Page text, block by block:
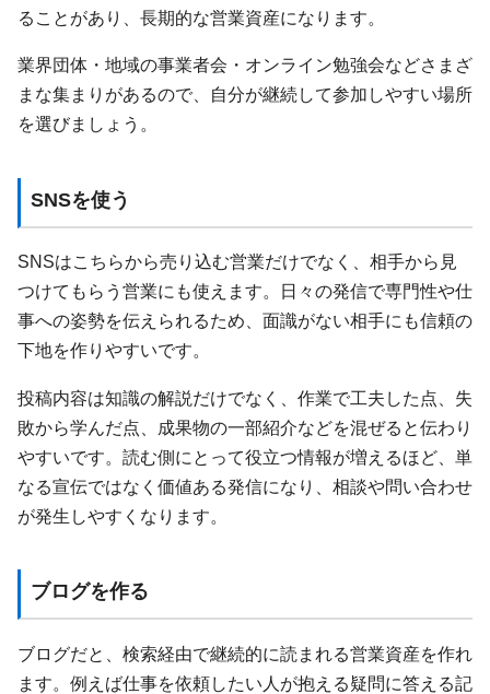
ることがあり、長期的な営業資産になります。
業界団体・地域の事業者会・オンライン勉強会などさまざ
まな集まりがあるので、自分が継続して参加しやすい場所
を選びましょう。
SNSを使う
SNSはこちらから売り込む営業だけでなく、相手から見
つけてもらう営業にも使えます。日々の発信で専門性や仕
事への姿勢を伝えられるため、面識がない相手にも信頼の
下地を作りやすいです。
投稿内容は知識の解説だけでなく、作業で工夫した点、失
敗から学んだ点、成果物の一部紹介などを混ぜると伝わり
やすいです。読む側にとって役立つ情報が増えるほど、単
なる宣伝ではなく価値ある発信になり、相談や問い合わせ
が発生しやすくなります。
ブログを作る
ブログだと、検索経由で継続的に読まれる営業資産を作れ
ます。例えば仕事を依頼したい人が抱える疑問に答える記